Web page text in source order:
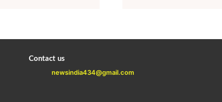
Contact us
newsindia434@gmail.com